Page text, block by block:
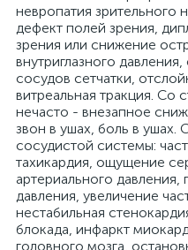
невропатия зрительного
дефект полей зрения,
зрения или снижение
внутриглазного
сосудов сетчатки,
витреальная тракция. Со
нечасто - внезапное
звон в ушах, боль в
сосудистой системы:
тахикардия, ощущение
артериального
давления, увеличение
нестабильная
блокада, инфаркт
головного мозга,